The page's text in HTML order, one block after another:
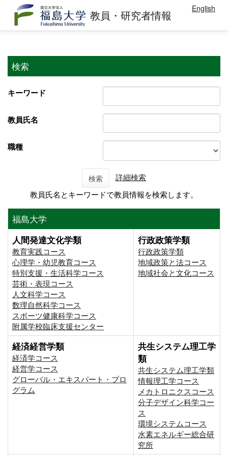
教員・研究者情報 English
検索
キーワード
教員氏名
職種
検索
詳細検索
教員氏名とキーワードで教員情報を検索します。
福島大学
人間発達文化学類
教育実践コース
心理学・幼児教育コース
特別支援・生活科学コース
芸術・表現コース
人文科学コース
数理自然科学コース
スポーツ健康科学コース
附属学校臨床支援センター
行政政策学類
行政政策学類
地域政策と法コース
地域社会と文化コース
経済経営学類
経済学コース
経営学コース
グローバル・エキスパート・プロ
グラム
共生システム理工学
類
共生システム理工学類
情報理工学コース
メカトロニクスコース
分子デザイン科学コー
ス
環境システムコース
⽔素エネルギー総合研
究所